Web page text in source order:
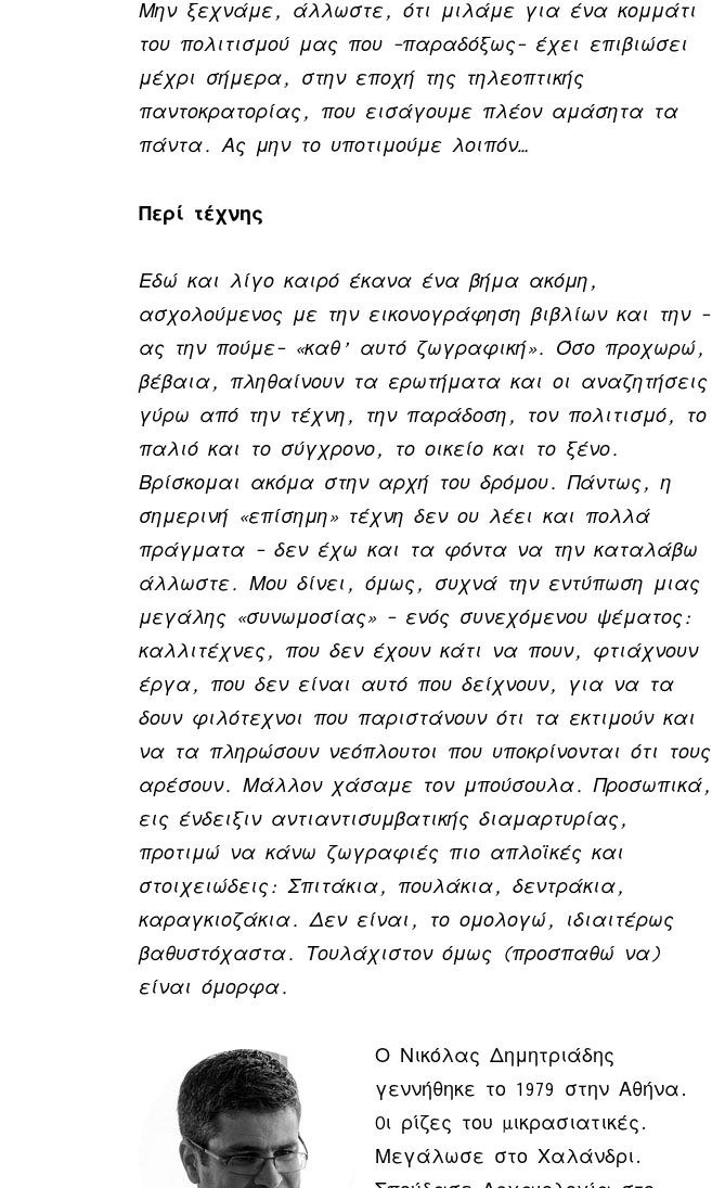
Μην ξεχνάμε, άλλωστε, ότι μιλάμε για ένα κομμάτι
του πολιτισμού μας που –παραδόξως– έχει επιβιώσει
μέχρι σήμερα, στην εποχή της τηλεοπτικής
παντοκρατορίας, που εισάγουμε πλέον αμάσητα τα
πάντα. Ας μην το υποτιμούμε λοιπόν…
Περί τέχνης
Εδώ και λίγο καιρό έκανα ένα βήμα ακόμη,
ασχολούμενος με την εικονογράφηση βιβλίων και την –
ας την πούμε– «καθ’ αυτό ζωγραφική». Όσο προχωρώ,
βέβαια, πληθαίνουν τα ερωτήματα και οι αναζητήσεις
γύρω από την τέχνη, την παράδοση, τον πολιτισμό, το
παλιό και το σύγχρονο, το οικείο και το ξένο.
Βρίσκομαι ακόμα στην αρχή του δρόμου. Πάντως, η
σημερινή «επίσημη» τέχνη δεν ου λέει και πολλά
πράγματα – δεν έχω και τα φόντα να την καταλάβω
άλλωστε. Μου δίνει, όμως, συχνά την εντύπωση μιας
μεγάλης «συνωμοσίας» – ενός συνεχόμενου ψέματος:
καλλιτέχνες, που δεν έχουν κάτι να πουν, φτιάχνουν
έργα, που δεν είναι αυτό που δείχνουν, για να τα
δουν φιλότεχνοι που παριστάνουν ότι τα εκτιμούν και
να τα πληρώσουν νεόπλουτοι που υποκρίνονται ότι τους
αρέσουν. Μάλλον χάσαμε τον μπούσουλα. Προσωπικά,
εις ένδειξιν αντιαντισυμβατικής διαμαρτυρίας,
προτιμώ να κάνω ζωγραφιές πιο απλοϊκές και
στοιχειώδεις: Σπιτάκια, πουλάκια, δεντράκια,
καραγκιοζάκια. Δεν είναι, το ομολογώ, ιδιαιτέρως
βαθυστόχαστα. Τουλάχιστον όμως (προσπαθώ να)
είναι όμορφα.
Ο Νικόλας Δημητριάδης
γεννήθηκε το 1979 στην Αθήνα.
Oι ρίζες του µικρασιατικές.
Μεγάλωσε στο Χαλάνδρι.